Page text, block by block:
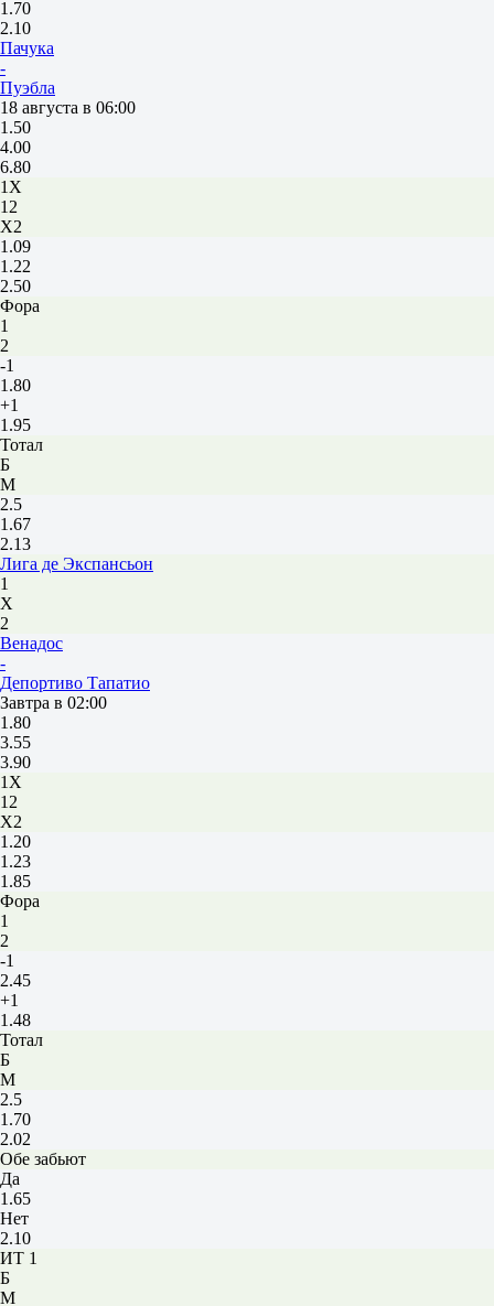
1.70
2.10
Пачука
-
Пуэбла
18 августа в 06:00
1.50
4.00
6.80
1X
12
X2
1.09
1.22
2.50
Фора
1
2
-1
1.80
+1
1.95
Тотал
Б
М
2.5
1.67
2.13
Лига де Экспансьон
1
Х
2
Венадос
-
Депортиво Тапатио
Завтра в 02:00
1.80
3.55
3.90
1X
12
X2
1.20
1.23
1.85
Фора
1
2
-1
2.45
+1
1.48
Тотал
Б
М
2.5
1.70
2.02
Обе забьют
Да
1.65
Нет
2.10
ИТ 1
Б
М